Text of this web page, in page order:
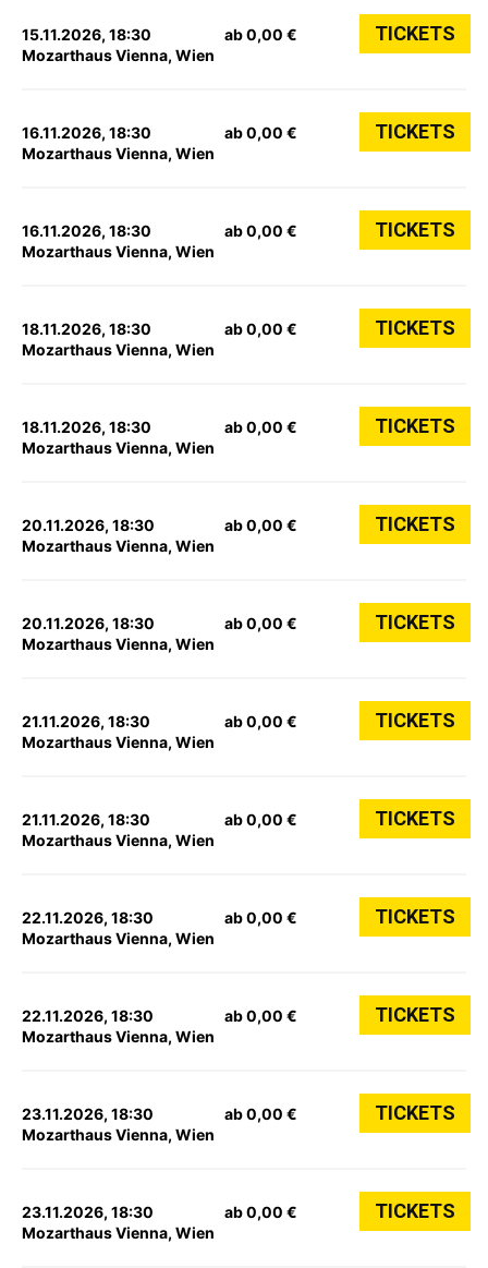
15.11.2026, 18:30
Mozarthaus Vienna, Wien
ab 0,00 € TICKETS
16.11.2026, 18:30
Mozarthaus Vienna, Wien
ab 0,00 € TICKETS
16.11.2026, 18:30
Mozarthaus Vienna, Wien
ab 0,00 € TICKETS
18.11.2026, 18:30
Mozarthaus Vienna, Wien
ab 0,00 € TICKETS
18.11.2026, 18:30
Mozarthaus Vienna, Wien
ab 0,00 € TICKETS
20.11.2026, 18:30
Mozarthaus Vienna, Wien
ab 0,00 € TICKETS
20.11.2026, 18:30
Mozarthaus Vienna, Wien
ab 0,00 € TICKETS
21.11.2026, 18:30
Mozarthaus Vienna, Wien
ab 0,00 € TICKETS
21.11.2026, 18:30
Mozarthaus Vienna, Wien
ab 0,00 € TICKETS
22.11.2026, 18:30
Mozarthaus Vienna, Wien
ab 0,00 € TICKETS
22.11.2026, 18:30
Mozarthaus Vienna, Wien
ab 0,00 € TICKETS
23.11.2026, 18:30
Mozarthaus Vienna, Wien
ab 0,00 € TICKETS
23.11.2026, 18:30
Mozarthaus Vienna, Wien
ab 0,00 € TICKETS